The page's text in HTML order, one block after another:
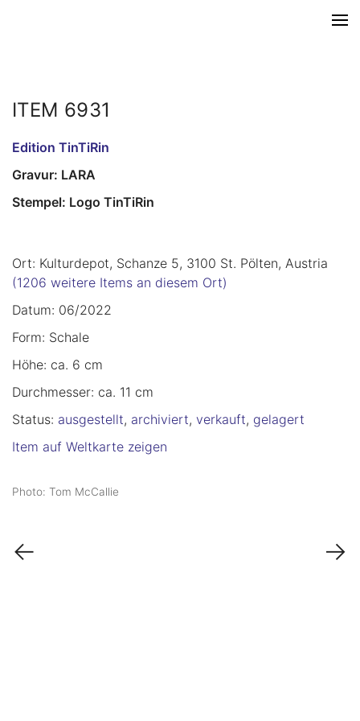
ITEM 6931
Edition TinTiRin
Gravur: LARA
Stempel: Logo TinTiRin
Ort: Kulturdepot, Schanze 5, 3100 St. Pölten, Austria
(1206 weitere Items an diesem Ort)
Datum: 06/2022
Form: Schale
Höhe: ca. 6 cm
Durchmesser: ca. 11 cm
Status: ausgestellt, archiviert, verkauft, gelagert
Item auf Weltkarte zeigen
Photo: Tom McCallie
← →